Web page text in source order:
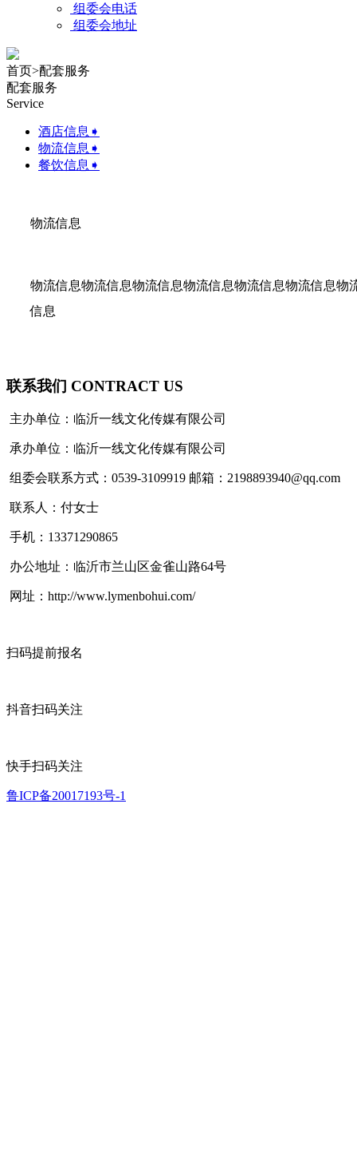
组委会电话
组委会地址
首页>配套服务
配套服务
Service
酒店信息➧
物流信息➧
餐饮信息➧
物流信息
物流信息物流信息物流信息物流信息物流信息物流信息
信息
联系我们 CONTRACT US
主办单位：临沂一线文化传媒有限公司
承办单位：临沂一线文化传媒有限公司
组委会联系方式：0539-3109919 邮箱：2198893940@qq.com
联系人：付女士
手机：13371290865
办公地址：临沂市兰山区金雀山路64号
网址：http://www.lymenbohui.com/
扫码提前报名
抖音扫码关注
快手扫码关注
鲁ICP备20017193号-1